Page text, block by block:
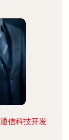
信科技开发